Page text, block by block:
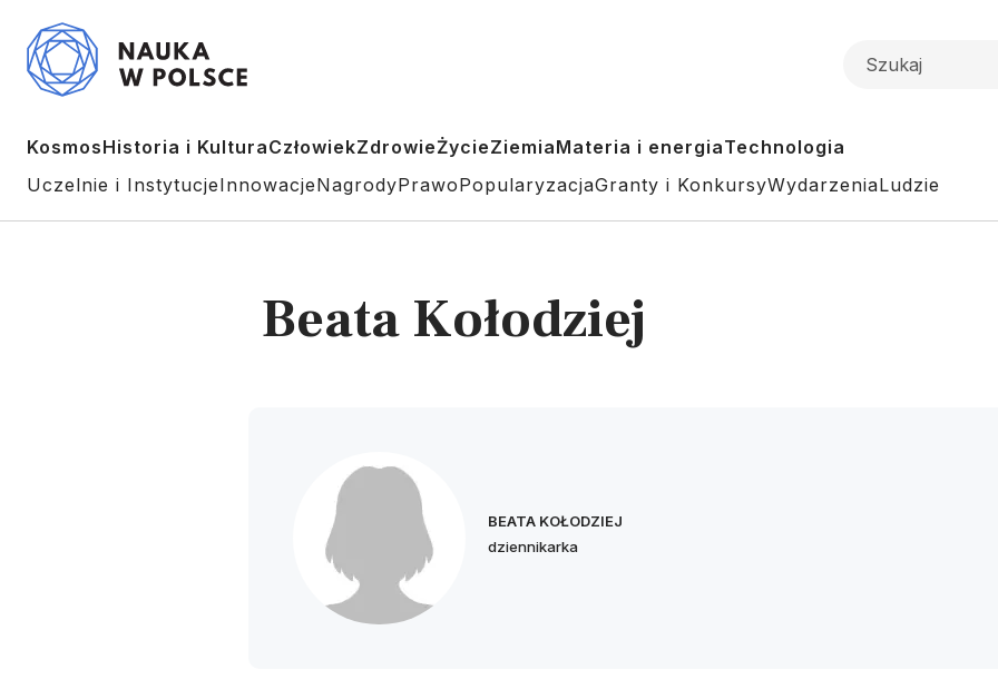
KosmosHistoria i KulturaCzłowiekZdrowieŻycieZiemiaMateria i energiaTechnologia
Uczelnie i InstytucjeInnowacjeNagrodyPrawoPopularyzacjaGranty i KonkursyWydarzeniaLudzie
Beata Kołodziej
BEATA KOŁODZIEJ
dziennikarka